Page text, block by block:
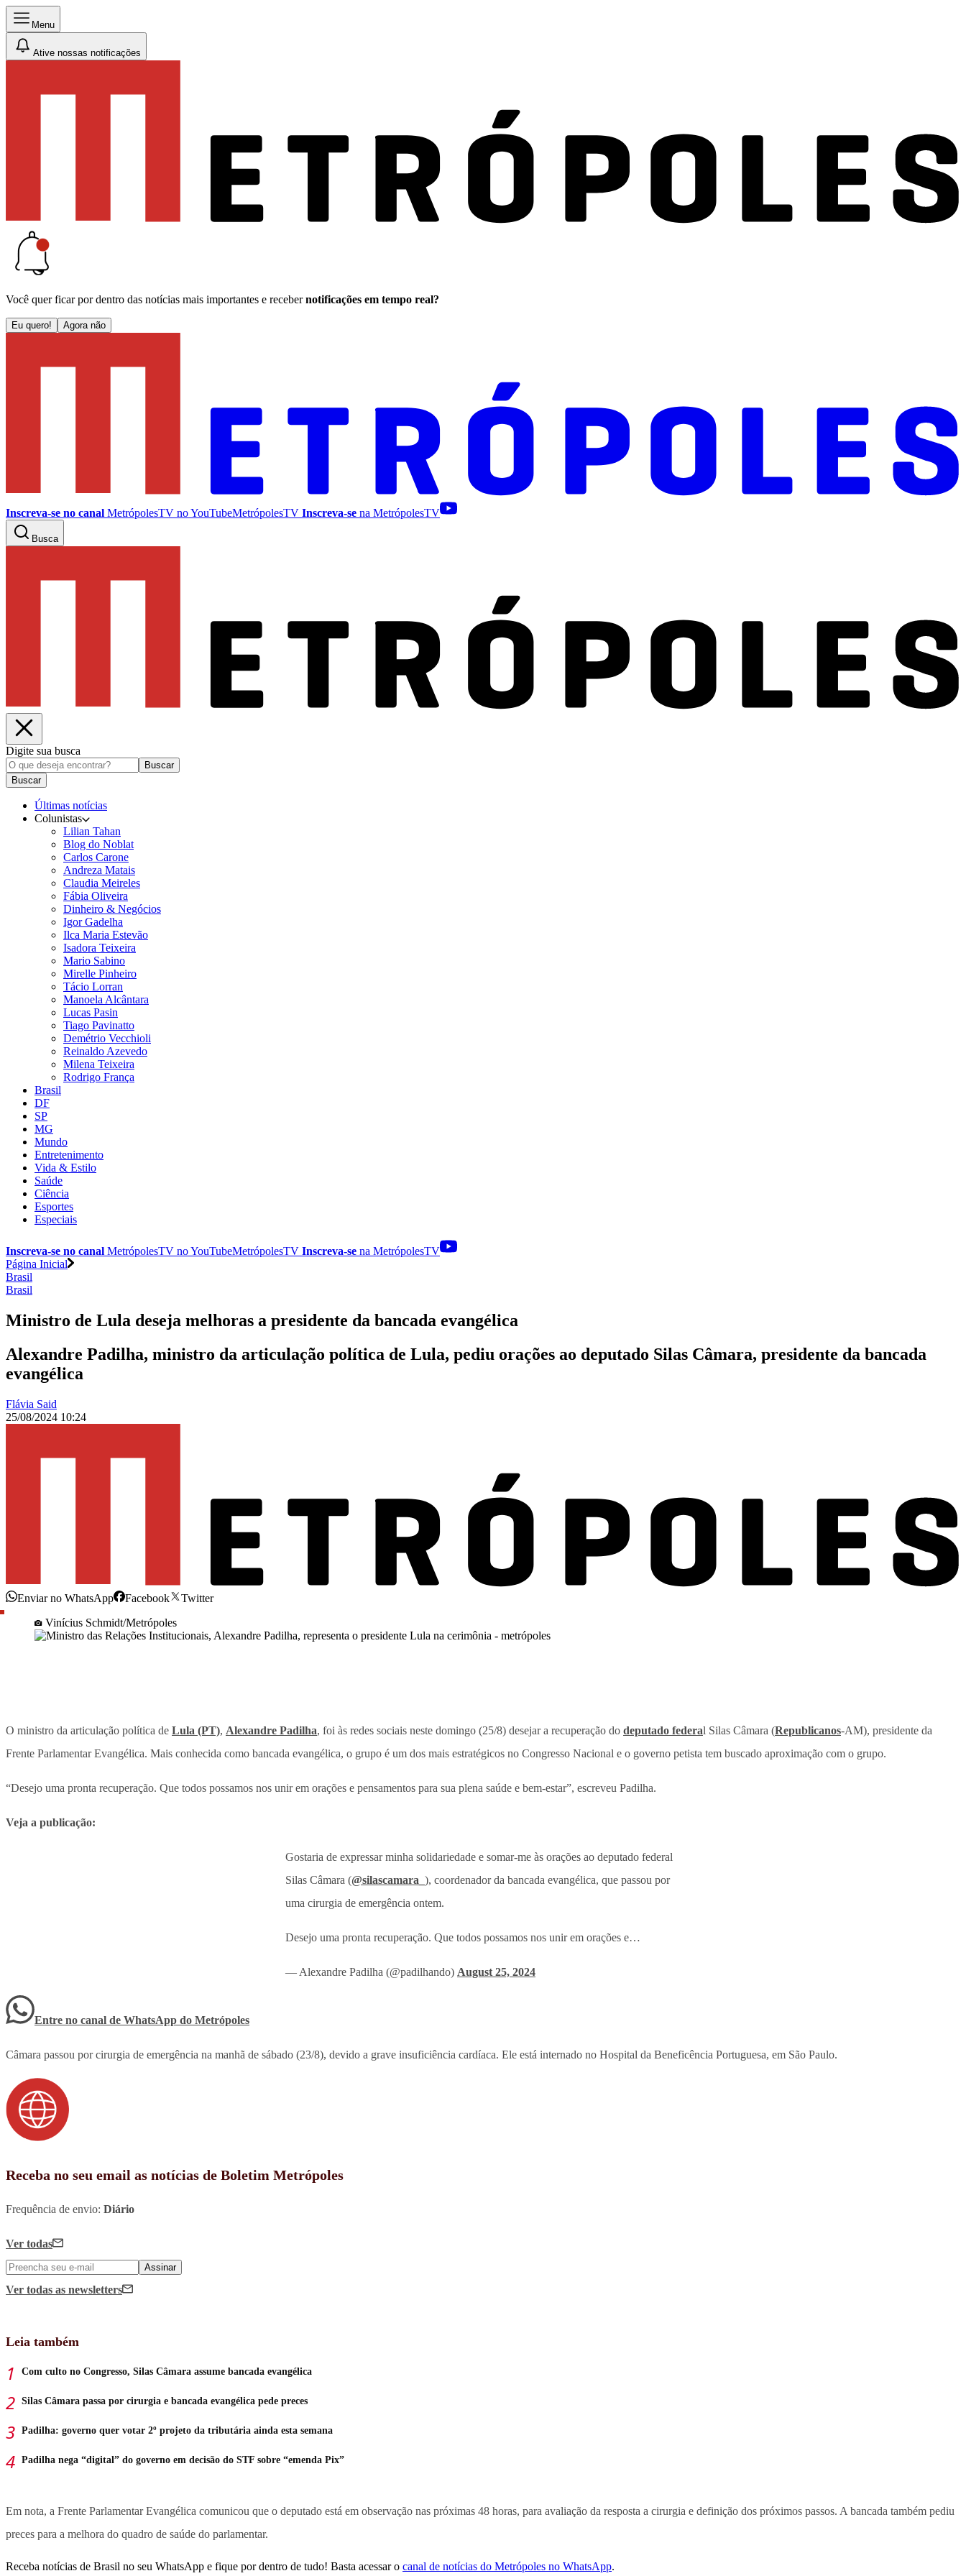
Menu
Ative nossas notificações
Você quer ficar por dentro das notícias mais importantes e receber notificações em tempo real?
Eu quero! Agora não
Inscreva-se no canal MetrópolesTV noYouTubeMetrópolesTV Inscreva-se na MetrópolesTV
Busca
Digite sua busca
Buscar
Buscar
Últimas notícias
Colunistas
Lilian Tahan
Blog do Noblat
Carlos Carone
Andreza Matais
Claudia Meireles
Fábia Oliveira
Dinheiro & Negócios
Igor Gadelha
Ilca Maria Estevão
Isadora Teixeira
Mario Sabino
Mirelle Pinheiro
Tácio Lorran
Manoela Alcântara
Lucas Pasin
Tiago Pavinatto
Demétrio Vecchioli
Reinaldo Azevedo
Milena Teixeira
Rodrigo França
Brasil
DF
SP
MG
Mundo
Entretenimento
Vida & Estilo
Saúde
Ciência
Esportes
Especiais
Inscreva-se no canal MetrópolesTV noYouTubeMetrópolesTV Inscreva-se na MetrópolesTV
Página Inicial
Brasil
Brasil
Ministro de Lula deseja melhoras a presidente da bancada evangélica
Alexandre Padilha, ministro da articulação política de Lula, pediu orações ao deputado Silas Câmara, presidente da bancada
evangélica
Flávia Said
25/08/2024 10:24
Enviar no WhatsApp Facebook
Twitter
Vinícius Schmidt/Metrópoles
O ministro da articulação política de Lula (PT), Alexandre Padilha, foi às redes sociais neste domingo (25/8) desejar a recuperação do deputado federal Silas Câmara (Republicanos-AM), presidente da
Frente Parlamentar Evangélica. Mais conhecida como bancada evangélica, o grupo é um dos mais estratégicos no Congresso Nacional e o governo petista tem buscado aproximação com o grupo.
“Desejo uma pronta recuperação. Que todos possamos nos unir em orações e pensamentos para sua plena saúde e bem-estar”, escreveu Padilha.
Veja a publicação:
Gostaria de expressar minha solidariedade e somar-me às orações ao deputado federal
Silas Câmara (@silascamara_ ), coordenador da bancada evangélica, que passou por
uma cirurgia de emergência ontem.
Desejo uma pronta recuperação. Que todos possamos nos unir em orações e…
— Alexandre Padilha (@padilhando) August 25, 2024
Entre no canal de WhatsApp do Metrópoles
Câmara passou por cirurgia de emergência na manhã de sábado (23/8), devido a grave insuficiência cardíaca. Ele está internado no Hospital da Beneficência Portuguesa, em São Paulo.
Receba no seu email as notícias de Boletim Metrópoles
Frequência de envio: Diário
Ver todas
Assinar
Ver todas as newsletters
Leia também
Com culto no Congresso, Silas Câmara assume bancada evangélica
Silas Câmara passa por cirurgia e bancada evangélica pede preces
Padilha: governo quer votar 2º projeto da tributária ainda esta semana
Padilha nega “digital” do governo em decisão do STF sobre “emenda Pix”
Em nota, a Frente Parlamentar Evangélica comunicou que o deputado está em observação nas próximas 48 horas, para avaliação da resposta a cirurgia e definição dos próximos passos. A bancada também pediu
preces para a melhora do quadro de saúde do parlamentar.
Receba notícias de Brasil no seu WhatsApp e fique por dentro de tudo! Basta acessar o canal de notícias do Metrópoles no WhatsApp.